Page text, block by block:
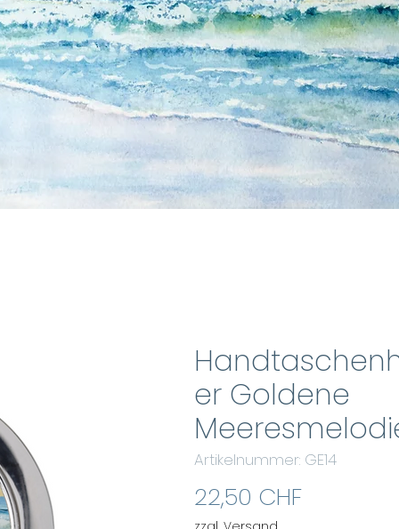
er Goldene
Artikelnummer: GE14
22,50 CHFPreis